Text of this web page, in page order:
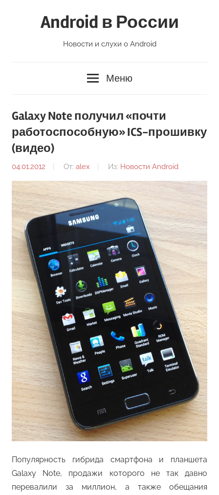
Android в России
Новости и слухи о Android
Меню
Galaxy Note получил «почти
работоспособную» ICS-прошивку
(видео)
04.01.2012 От: alex Из: Новости Android
Популярность гибрида смартфона и планшета
Galaxy Note, продажи которого не так давно
перевалили за миллион, а также обещания